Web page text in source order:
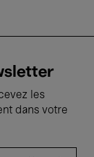
les
dans votre